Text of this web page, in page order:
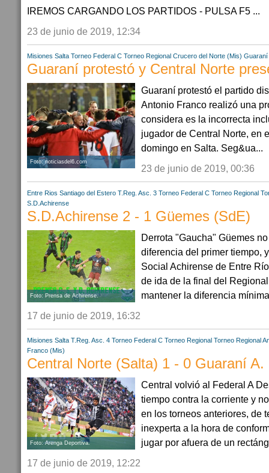
IREMOS CARGANDO LOS PARTIDOS - PULSA F5 ...
23 de junio de 2019, 12:34
Misiones Salta Torneo Federal C Torneo Regional Crucero del Norte (Mis) Guaraní
Guaraní protestó y Central Norte
Foto: noticiasdel6.com
Guaraní protestó el partido
Antonio Franco realizó una
considera es la incorrecta
jugador de Central Norte, en
domingo en Salta. Seg&ua...
23 de junio de 2019, 00:36
Entre Rios Santiago del Estero T.Reg. Asc. 3 Torneo Federal C Torneo Regional
S.D.Achirense
S.D.Achirense 2 - 1 Güemes (SdE)
Foto: Prensa de Achirense.
Derrota "Gaucha" Güemes
diferencia del primer tiempo,
Social Achirense de Entre
de ida de la final del
mantener la diferencia
17 de junio de 2019, 16:32
Misiones Salta T.Reg. Asc. 4 Torneo Federal C Torneo Regional Torneo Regional
Franco (Mis)
Central Norte (Salta) 1 - 0 Guaraní
Foto: Arenga Deportiva.
Central volvió al Federal A
tiempo contra la corriente y
en los torneos anteriores, de
inexperta a la hora de
jugar por afuera de un
17 de junio de 2019, 12:22